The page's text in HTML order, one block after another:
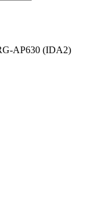
AP630 (IDA2)